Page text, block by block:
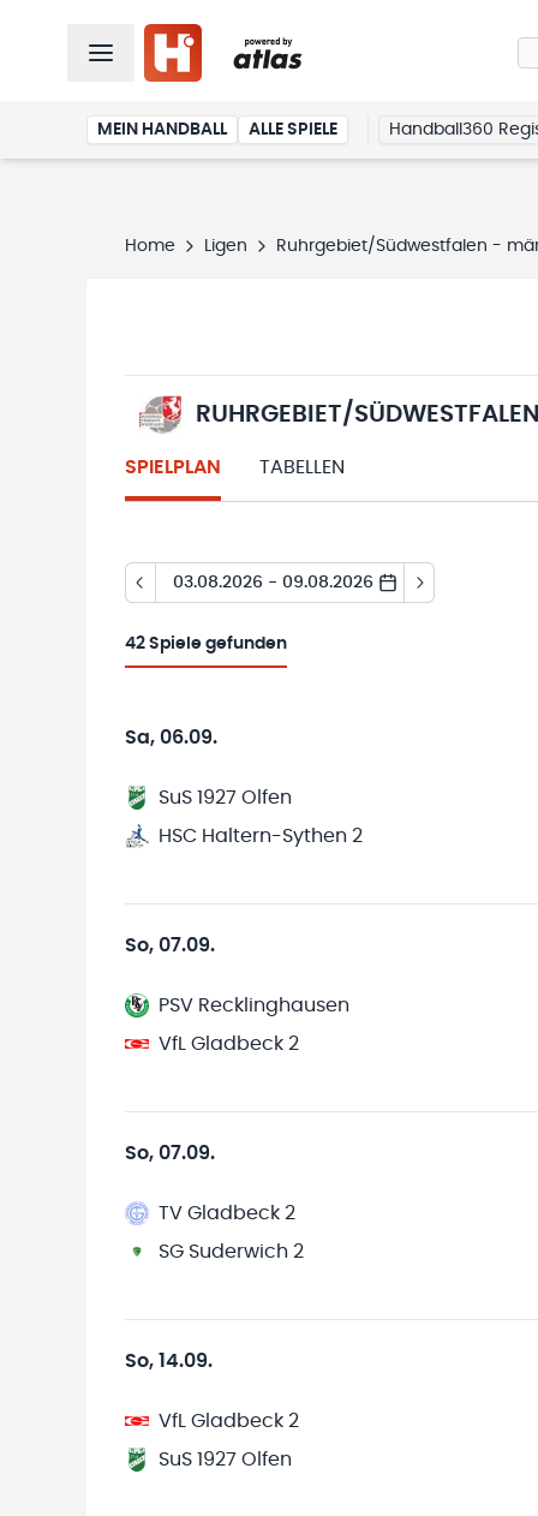
MEIN HANDBALL ALLE SPIELE Handball360
Home Ligen Ruhrgebiet/Südwestfalen -
RUHRGEBIET/
SPIELPLAN TABELLEN
03.08.2026 - 09.08.2026
42 Spiele gefunden
Sa, 06.09.
SuS 1927 Olfen
HSC Haltern-Sythen 2
So, 07.09.
PSV Recklinghausen
VfL Gladbeck 2
So, 07.09.
TV Gladbeck 2
SG Suderwich 2
So, 14.09.
VfL Gladbeck 2
SuS 1927 Olfen